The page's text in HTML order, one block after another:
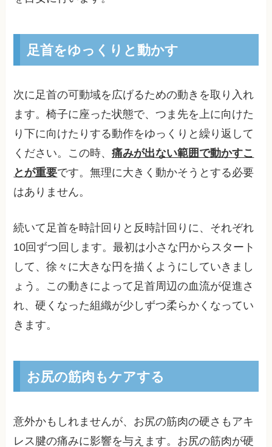
足首をゆっくりと動かす
次に足首の可動域を広げるための動きを取り入れ
ます。椅子に座った状態で、つま先を上に向けた
り下に向けたりする動作をゆっくりと繰り返して
ください。この時、痛みが出ない範囲で動かすこ
とが重要です。無理に大きく動かそうとする必要
はありません。
続いて足首を時計回りと反時計回りに、それぞれ
10回ずつ回します。最初は小さな円からスタート
して、徐々に大きな円を描くようにしていきまし
ょう。この動きによって足首周辺の血流が促進さ
れ、硬くなった組織が少しずつ柔らかくなってい
きます。
お尻の筋肉もケアする
意外かもしれませんが、お尻の筋肉の硬さもアキ
レス腱の痛みに影響を与えます。お尻の筋肉が硬